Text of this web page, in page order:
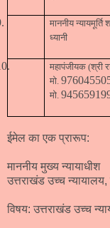
माननीय न्यायमूर्ति
ध्यानी
महापंजीयक (श्री
मो.
मो.
ईमेल का एक प्रारूप:
माननीय मुख्य न्यायाधीश
उत्तराखंड उच्च न्यायालय,
विषय: उत्तराखंड उच्च